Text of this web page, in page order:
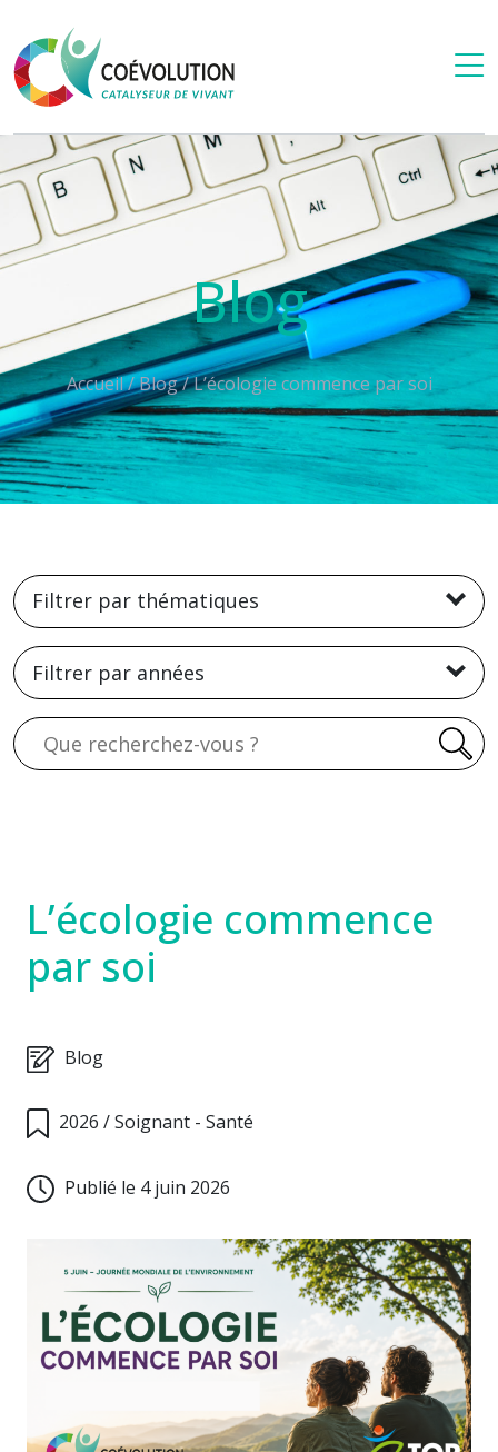
Blog
Accueil/Blog/L’écologie commence par soi
Filtrer par thématiques
Filtrer par années
L’écologie commence
par soi
Blog
2026 /Soignant - Santé
Publié le 4 juin 2026